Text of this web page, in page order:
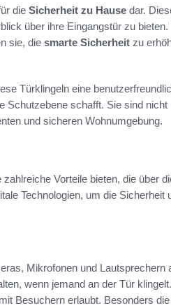
die Sicherheit zu Hause dar.
über ihre Eingangstür zu
sie, die smarte Sicherheit zu
Türklingeln eine
Schutzebene schafft. Sie sind nicht
und sicheren Wohnumgebung.
Vorteile bieten, die über
Technologien, um die Sicherheit
Mikrofonen und Lautsprechern
wenn jemand an der Tür
Besuchern erlaubt. Besonders die